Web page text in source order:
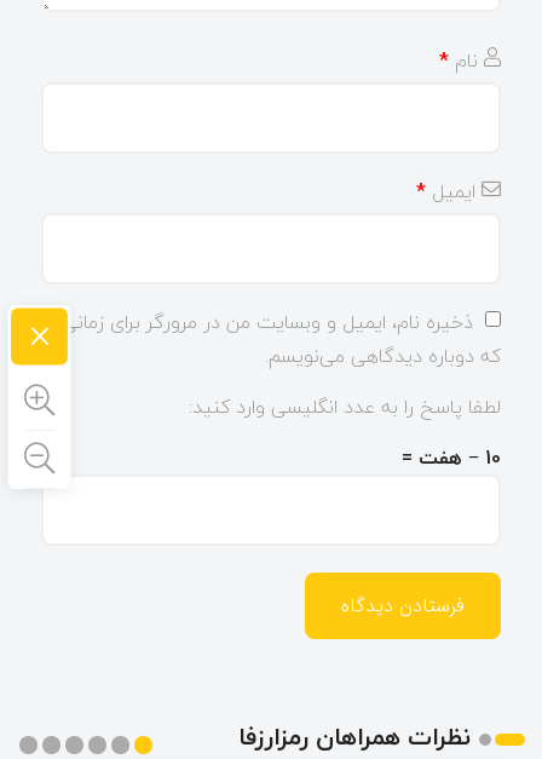
نام *
ایمیل *
ذخیره نام، ایمیل و وبسایت من در مرورگر برای زمانی
که دوباره دیدگاهی می‌نویسم.
لطفا پاسخ را به عدد انگلیسی وارد کنید:
10 − هفت =
نظرات همراهان رمزارزفا
×